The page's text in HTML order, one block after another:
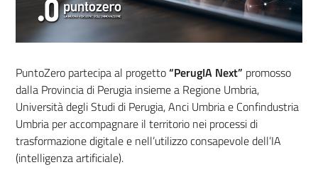
PuntoZero partecipa al progetto“PerugIA Next” promosso
dalla Provincia di Perugia insieme a Regione Umbria,
Università degli Studi di Perugia, Anci Umbria e Confindustria
Umbria per accompagnare il territorio nei processi di
trasformazione digitale e nell’utilizzo consapevole dell’IA
(intelligenza artificiale).